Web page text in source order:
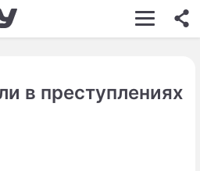
ШОУ-БИЗНЕС
КИНО
в преступлениях